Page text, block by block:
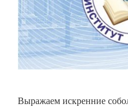
Выражаем искренние